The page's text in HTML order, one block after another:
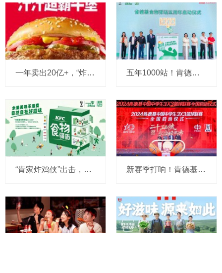
一年卖出20亿+，“炸鸡专家”肯德基如何把牛肉汉堡做成新王牌？ 五年1000站！肯德基食物驿站打造“反浪费”公益新标杆
“肯家炸鸡侠”出击，食物驿站达850家，肯德基公益故事新篇章 新赛季打响！肯德基与三人篮球赛的二十年双向奔赴